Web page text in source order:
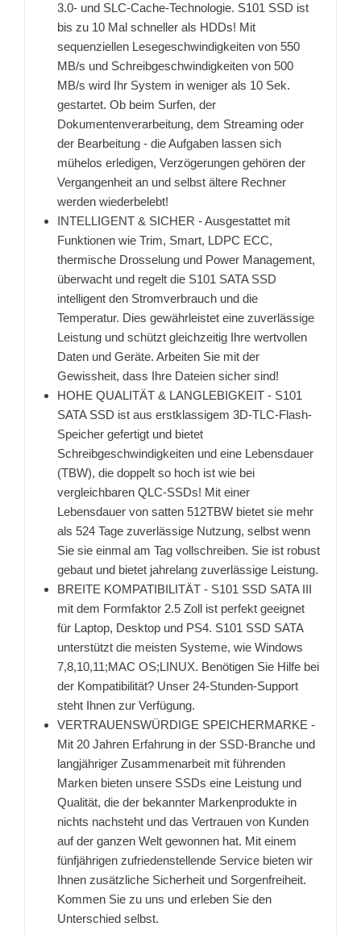
3.0- und SLC-Cache-Technologie. S101 SSD ist
bis zu 10 Mal schneller als HDDs! Mit
sequenziellen Lesegeschwindigkeiten von 550
MB/s und Schreibgeschwindigkeiten von 500
MB/s wird Ihr System in weniger als 10 Sek.
gestartet. Ob beim Surfen, der
Dokumentenverarbeitung, dem Streaming oder
der Bearbeitung - die Aufgaben lassen sich
mühelos erledigen, Verzögerungen gehören der
Vergangenheit an und selbst ältere Rechner
werden wiederbelebt!
INTELLIGENT & SICHER - Ausgestattet mit
Funktionen wie Trim, Smart, LDPC ECC,
thermische Drosselung und Power Management,
überwacht und regelt die S101 SATA SSD
intelligent den Stromverbrauch und die
Temperatur. Dies gewährleistet eine zuverlässige
Leistung und schützt gleichzeitig Ihre wertvollen
Daten und Geräte. Arbeiten Sie mit der
Gewissheit, dass Ihre Dateien sicher sind!
HOHE QUALITÄT & LANGLEBIGKEIT - S101
SATA SSD ist aus erstklassigem 3D-TLC-Flash-
Speicher gefertigt und bietet
Schreibgeschwindigkeiten und eine Lebensdauer
(TBW), die doppelt so hoch ist wie bei
vergleichbaren QLC-SSDs! Mit einer
Lebensdauer von satten 512TBW bietet sie mehr
als 524 Tage zuverlässige Nutzung, selbst wenn
Sie sie einmal am Tag vollschreiben. Sie ist robust
gebaut und bietet jahrelang zuverlässige Leistung.
BREITE KOMPATIBILITÄT - S101 SSD SATA III
mit dem Formfaktor 2.5 Zoll ist perfekt geeignet
für Laptop, Desktop und PS4. S101 SSD SATA
unterstützt die meisten Systeme, wie Windows
7,8,10,11;MAC OS;LINUX. Benötigen Sie Hilfe bei
der Kompatibilität? Unser 24-Stunden-Support
steht Ihnen zur Verfügung.
VERTRAUENSWÜRDIGE SPEICHERMARKE -
Mit 20 Jahren Erfahrung in der SSD-Branche und
langjähriger Zusammenarbeit mit führenden
Marken bieten unsere SSDs eine Leistung und
Qualität, die der bekannter Markenprodukte in
nichts nachsteht und das Vertrauen von Kunden
auf der ganzen Welt gewonnen hat. Mit einem
fünfjährigen zufriedenstellende Service bieten wir
Ihnen zusätzliche Sicherheit und Sorgenfreiheit.
Kommen Sie zu uns und erleben Sie den
Unterschied selbst.